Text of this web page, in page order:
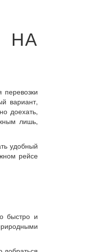
НА
перевозки
вариант,
доехать,
лишь,
удобный
рейсе
быстро и